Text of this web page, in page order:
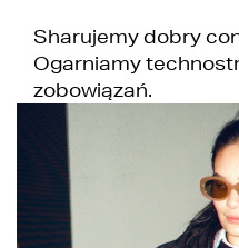
Sharujemy dobry
Ogarniamy
zobowiązań.